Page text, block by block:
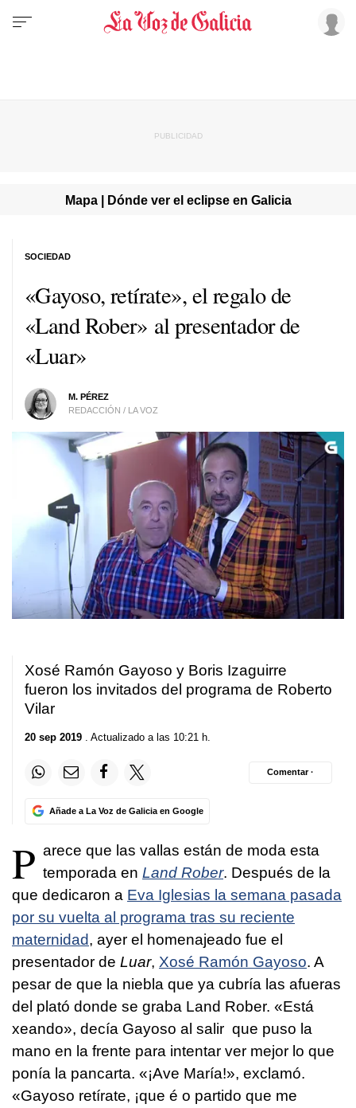
Mapa | Dónde ver el eclipse en Galicia
«Gayoso, retírate», el regalo de
«Land Rober» al presentador de
«Luar»
M. PÉREZ
REDACCIÓN / LA VOZ
SOCIEDAD
Xosé Ramón Gayoso y Boris Izaguirre
fueron los invitados del programa de Roberto
Vilar
20 sep 2019 . Actualizado a las 10:21 h.
Añade a La Voz de Galicia en Google
Comentar ·
P arece que las vallas están de moda esta
temporada en Land Rober. Después de la
que dedicaron a Eva Iglesias la semana pasada
por su vuelta al programa tras su reciente
maternidad, ayer el homenajeado fue el
presentador de Luar, Xosé Ramón Gayoso. A
pesar de que la niebla que ya cubría las afueras
del plató donde se graba Land Rober. «Está
xeando», decía Gayoso al salir que puso la
mano en la frente para intentar ver mejor lo que
ponía la pancarta. «¡Ave María!», exclamó.
«Gayoso retírate, ¡que é o partido que me